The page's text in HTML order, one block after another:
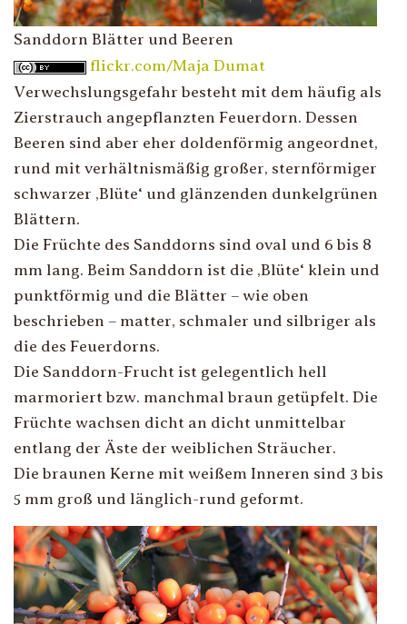
Sanddorn Blätter und Beeren
flickr.com/Maja Dumat
Verwechslungsgefahr besteht mit dem häufig als
Zierstrauch angepflanzten Feuerdorn. Dessen
Beeren sind aber eher doldenförmig angeordnet,
rund mit verhältnismäßig großer, sternförmiger
schwarzer ‚Blüte‘ und glänzenden dunkelgrünen
Blättern.
Die Früchte des Sanddorns sind oval und 6 bis 8
mm lang. Beim Sanddorn ist die ‚Blüte‘ klein und
punktförmig und die Blätter – wie oben
beschrieben – matter, schmaler und silbriger als
die des Feuerdorns.
Die Sanddorn-Frucht ist gelegentlich hell
marmoriert bzw. manchmal braun getüpfelt. Die
Früchte wachsen dicht an dicht unmittelbar
entlang der Äste der weiblichen Sträucher.
Die braunen Kerne mit weißem Inneren sind 3 bis
5 mm groß und länglich-rund geformt.